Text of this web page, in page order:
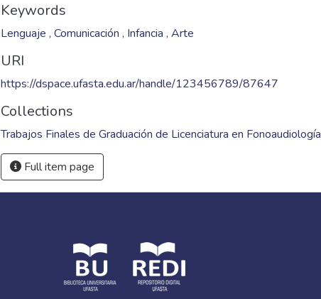
Keywords
Lenguaje , Comunicación , Infancia , Arte
URI
https://dspace.ufasta.edu.ar/handle/123456789/87647
Collections
Trabajos Finales de Graduación de Licenciatura en Fonoaudiología
Full item page